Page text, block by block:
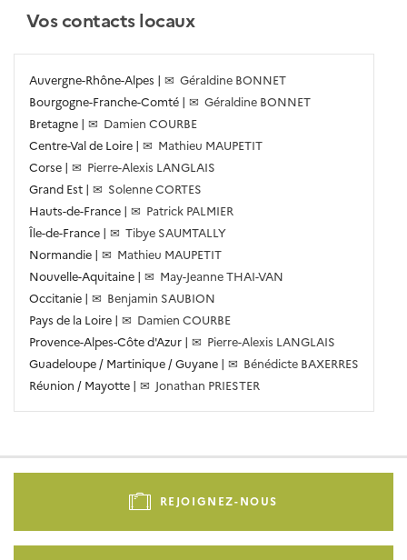
Vos contacts locaux
Auvergne-Rhône-Alpes | ✉ Géraldine BONNET
Bourgogne-Franche-Comté | ✉ Géraldine BONNET
Bretagne | ✉ Damien COURBE
Centre-Val de Loire | ✉ Mathieu MAUPETIT
Corse | ✉ Pierre-Alexis LANGLAIS
Grand Est | ✉ Solenne CORTES
Hauts-de-France | ✉ Patrick PALMIER
Île-de-France | ✉ Tibye SAUMTALLY
Normandie | ✉ Mathieu MAUPETIT
Nouvelle-Aquitaine | ✉ May-Jeanne THAI-VAN
Occitanie | ✉ Benjamin SAUBION
Pays de la Loire | ✉ Damien COURBE
Provence-Alpes-Côte d'Azur | ✉ Pierre-Alexis LANGLAIS
Guadeloupe / Martinique / Guyane | ✉ Bénédicte BAXERRES
Réunion / Mayotte | ✉ Jonathan PRIESTER
Pied
-
REJOIGNEZ-NOUS